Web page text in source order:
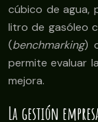
cúbico de agua,
litro de gasóleo
(benchmarking)
permite evaluar
mejora.
La gestión